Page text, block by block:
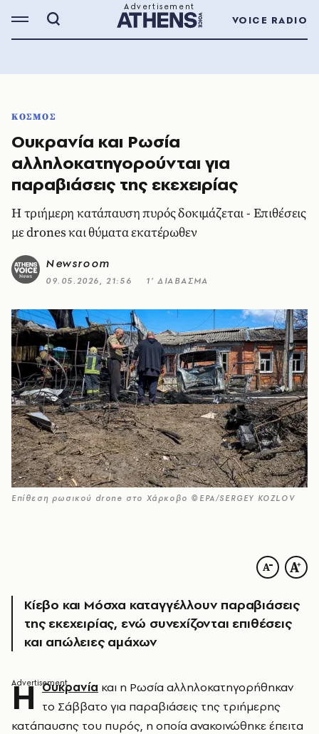
VOICE RADIO
ΚΟΣΜΟΣ
Ουκρανία και Ρωσία
αλληλοκατηγορούνται για
παραβιάσεις της εκεχειρίας
Η τριήμερη κατάπαυση πυρός δοκιμάζεται - Επιθέσεις
με drones και θύματα εκατέρωθεν
Newsroom
09.05.2026, 21:56 1’ ΔΙΑΒΑΣΜΑ
Επίθεση ρωσικού drone στο Χάρκοβο ©EPA/SERGEY KOZLOV
Κίεβο και Μόσχα καταγγέλλουν παραβιάσεις
της εκεχειρίας, ενώ συνεχίζονται επιθέσεις
και απώλειες αμάχων
Η Ουκρανία και η Ρωσία αλληλοκατηγορήθηκαν
το Σάββατο για παραβιάσεις της τριήμερης
κατάπαυσης του πυρός, η οποία ανακοινώθηκε έπειτα